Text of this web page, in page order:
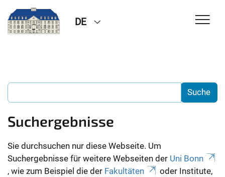
DE
Suchergebnisse
Sie durchsuchen nur diese Webseite. Um
Suchergebnisse für weitere Webseiten der Uni Bonn
, wie zum Beispiel die der Fakultäten
oder Institute,